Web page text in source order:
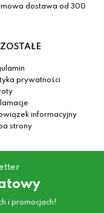
dostawa od 300
prywatności
informacyjny
strony
i promocjach!